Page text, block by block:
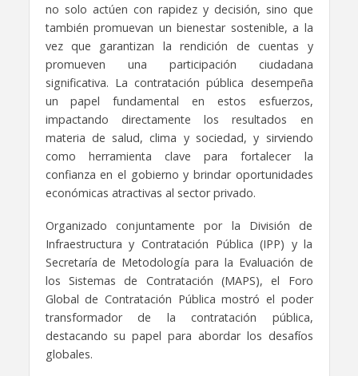
no solo actúen con rapidez y decisión, sino que
también promuevan un bienestar sostenible, a la
vez que garantizan la rendición de cuentas y
promueven una participación ciudadana
significativa. La contratación pública desempeña
un papel fundamental en estos esfuerzos,
impactando directamente los resultados en
materia de salud, clima y sociedad, y sirviendo
como herramienta clave para fortalecer la
confianza en el gobierno y brindar oportunidades
económicas atractivas al sector privado.
Organizado conjuntamente por la División de
Infraestructura y Contratación Pública (IPP) y la
Secretaría de Metodología para la Evaluación de
los Sistemas de Contratación (MAPS), el Foro
Global de Contratación Pública mostró el poder
transformador de la contratación pública,
destacando su papel para abordar los desafíos
globales.